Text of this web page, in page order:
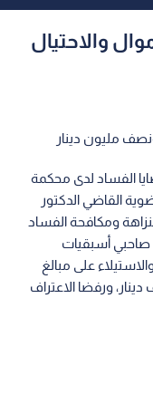
والاحتيال
مليون دينار
الفساد لدى محكمة
القاضي الدكتور
ومكافحة الفساد
صاحبي أسبقيات
على مبالغ
لدى أحد البنوك تقدر بـــ 493 ألف دينار، ورفضا الاعتراف